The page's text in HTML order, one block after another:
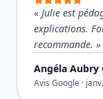
« Julie est
explications.
recommande. »
Angéla Aubry
Avis Google ·